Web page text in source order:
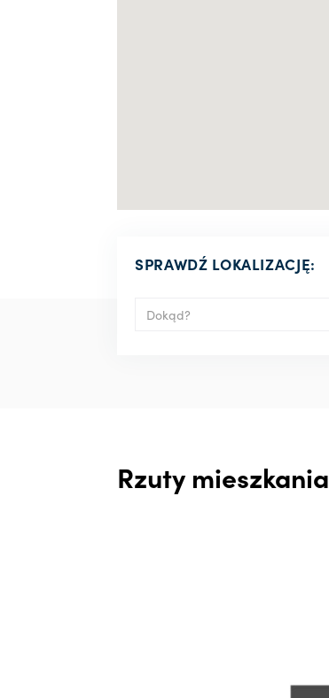
SPRAWDŹ LOKALIZACJĘ:
Rzuty mieszkania